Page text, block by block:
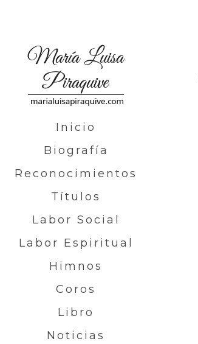
Inicio
Biografía
Reconocimientos
Títulos
Labor Social
Labor Espiritual
Himnos
Coros
Libro
Noticias